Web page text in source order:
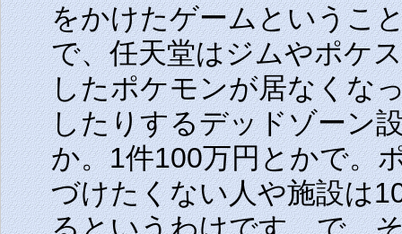
をかけたゲームというこ
で、任天堂はジムやポケ
したポケモンが居なくな
したりするデッドゾーン
か。1件100万円とかで。
づけたくない人や施設は